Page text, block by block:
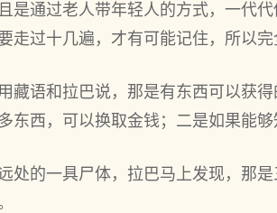
是通过老人带年轻人的方式，一代
走过十几遍，才有可能记住，所以完
藏语和拉巴说，那是有东西可以获
东西，可以换取金钱；二是如果能
处的一具尸体，拉巴马上发现，那